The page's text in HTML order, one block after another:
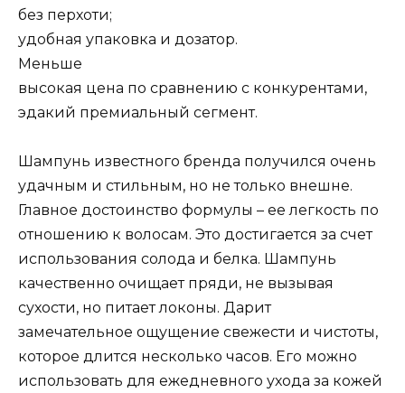
без перхоти;
удобная упаковка и дозатор.
Меньше
высокая цена по сравнению с конкурентами,
эдакий премиальный сегмент.
Шампунь известного бренда получился очень
удачным и стильным, но не только внешне.
Главное достоинство формулы – ее легкость по
отношению к волосам. Это достигается за счет
использования солода и белка. Шампунь
качественно очищает пряди, не вызывая
сухости, но питает локоны. Дарит
замечательное ощущение свежести и чистоты,
которое длится несколько часов. Его можно
использовать для ежедневного ухода за кожей